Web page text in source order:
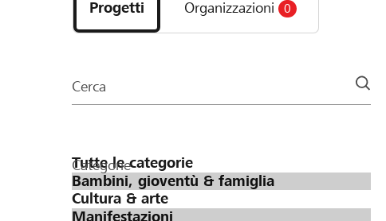
progetti
e
della
Progetti Organizzazioni 0
Cerca
Categorie